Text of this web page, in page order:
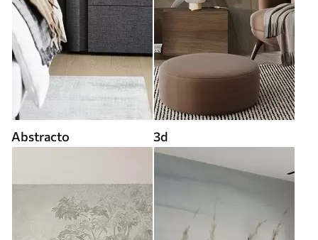
Abstracto 3d